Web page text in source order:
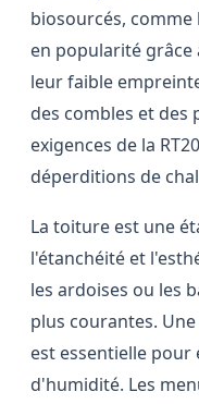
biosourcés,
en popularité grâce
leur faible
des combles et des
exigences de la
déperditions de
La toiture est une
l'étanchéité et
les ardoises ou les
plus courantes.
est essentielle pour
d'humidité. Les